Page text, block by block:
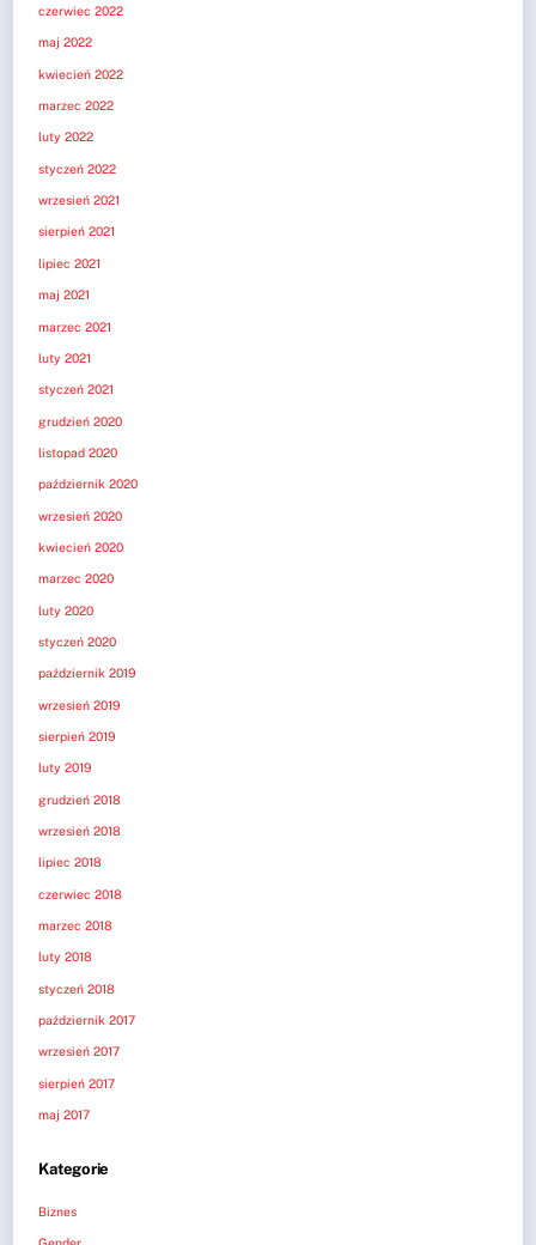
czerwiec 2022
maj 2022
kwiecień 2022
marzec 2022
luty 2022
styczeń 2022
wrzesień 2021
sierpień 2021
lipiec 2021
maj 2021
marzec 2021
luty 2021
styczeń 2021
grudzień 2020
listopad 2020
październik 2020
wrzesień 2020
kwiecień 2020
marzec 2020
luty 2020
styczeń 2020
październik 2019
wrzesień 2019
sierpień 2019
luty 2019
grudzień 2018
wrzesień 2018
lipiec 2018
czerwiec 2018
marzec 2018
luty 2018
styczeń 2018
październik 2017
wrzesień 2017
sierpień 2017
maj 2017
Kategorie
Biznes